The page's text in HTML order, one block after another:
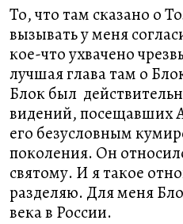
То, что там сказано о
вызывать у меня
кое-что ухвачено
лучшая глава там о
Блок был
видений, посещавших
его безусловным
поколения. Он
святому. И я такое
разделяю. Для меня
века в России.